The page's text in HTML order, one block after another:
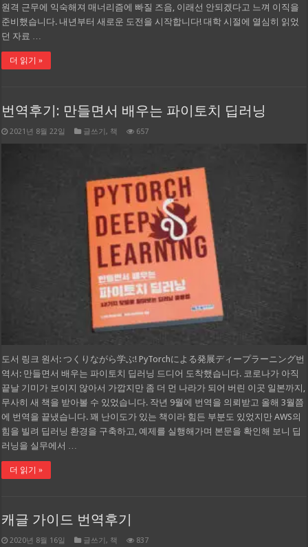
원격 근무에 익숙해져 매너리즘에 빠질 즈음, 이래선 안되겠다고 느껴 이직을
준비했습니다. 내년부터 새로운 도전을 시작합니다! 대학 시절에 열심히 읽었
던 자료 …
더 읽기 »
번역후기: 만들면서 배우는 파이토치 딥러닝
2021년 8월 22일 글쓰기, 책 657
도서 링크 원서: つくりながら学ぶ! PyTorchによる発展ディープラーニング번
역서: 만들면서 배우는 파이토치 딥러닝 드디어 도착했습니다. 코로나가 아직
끝날 기미가 보이지 않아서 가깝지만 좀 더 먼 나라가 되어 버린 이곳 일본까지,
무사히 새 책을 받아볼 수 있었습니다. 작년 9월에 번역을 의뢰받고 올해 3월쯤
에 번역을 끝냈습니다. 꽤 난이도가 있는 책이라 힘든 부분도 있었지만 AWS의
힘을 빌려 딥러닝 환경을 구축하고, 예제를 실행해가며 본문을 확인해 보니 딥
러닝을 실무에서 …
더 읽기 »
캐글 가이드 번역후기
2020년 8월 16일 글쓰기, 책 837